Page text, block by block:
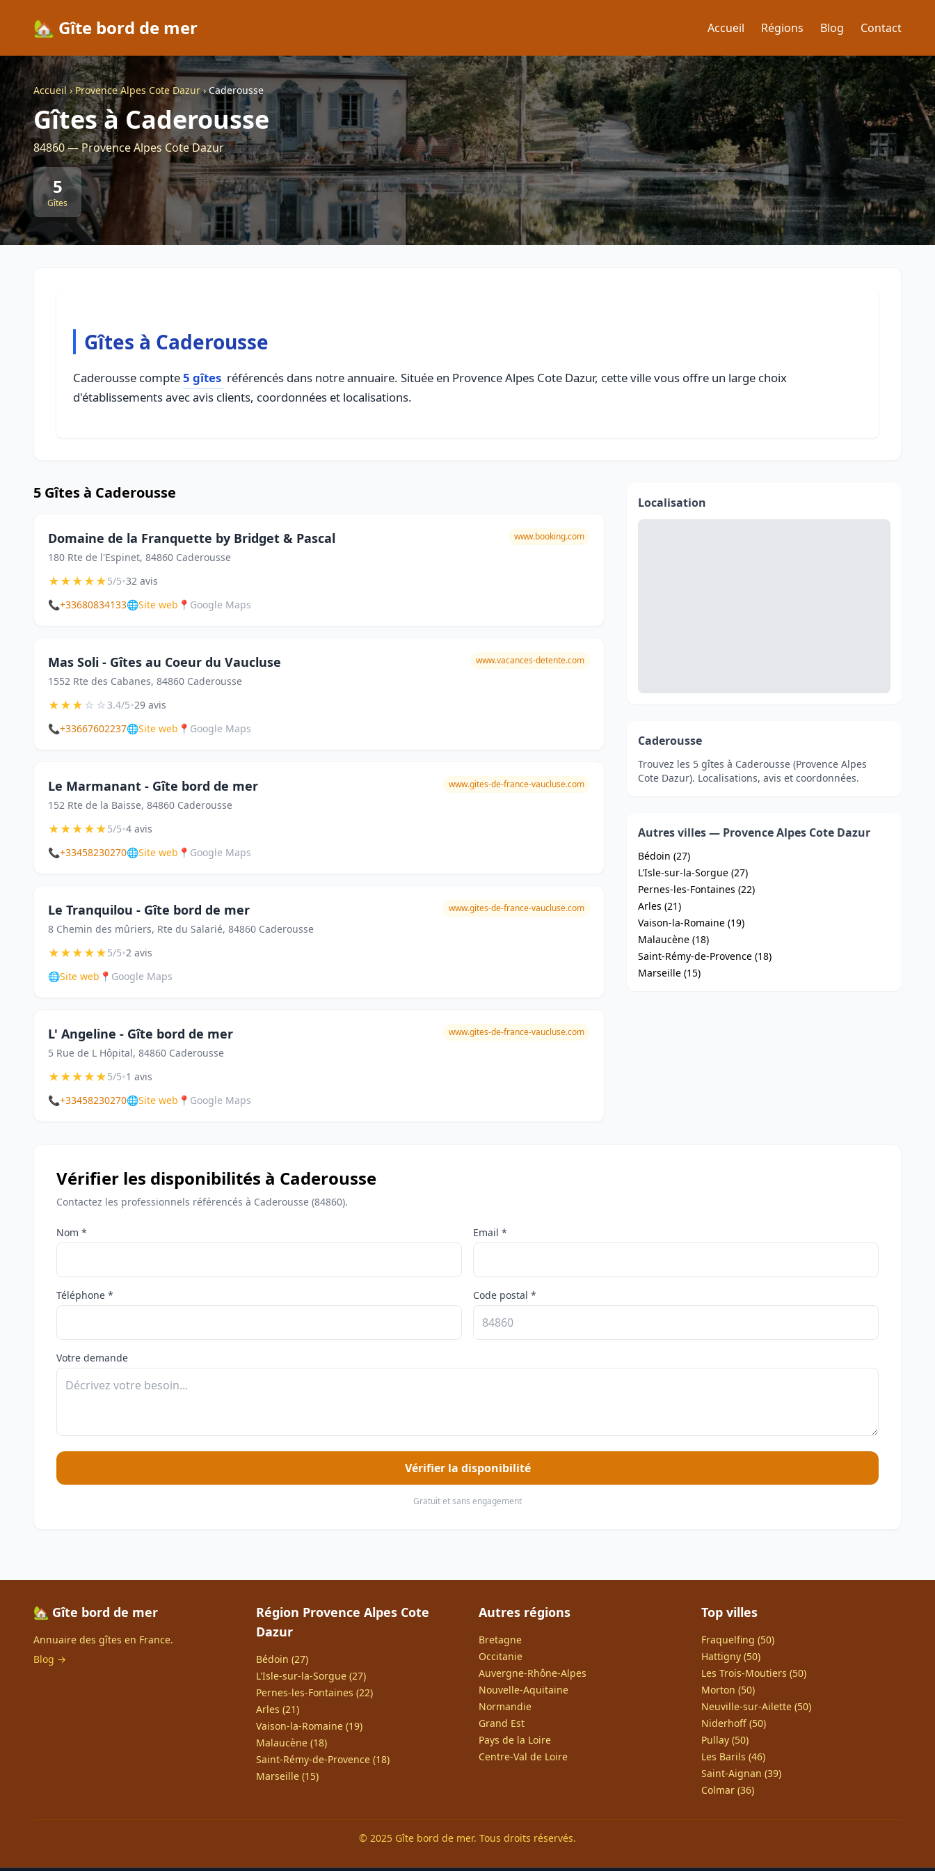
🏡 Gîte bord de mer Accueil Régions Blog Contact
Accueil›Provence Alpes Cote Dazur›Caderousse
Gîtes à Caderousse
84860 — Provence Alpes Cote Dazur
5
Gîtes
Gîtes à Caderousse
Caderousse compte5 gîtes référencés dans notre annuaire. Située en Provence Alpes Cote Dazur, cette ville vous offre un large choix
d'établissements avec avis clients, coordonnées et localisations.
5 Gîtes à Caderousse
Domaine de la Franquette by Bridget & Pascal
180 Rte de l'Espinet, 84860 Caderousse
www.booking.com
★★★★★5/5•32 avis
📞+33680834133🌐Site web 📍 Google Maps
Mas Soli - Gîtes au Coeur du Vaucluse
1552 Rte des Cabanes, 84860 Caderousse
www.vacances-detente.com
★★★☆☆3.4/5•29 avis
📞+33667602237🌐Site web 📍 Google Maps
Le Marmanant - Gîte bord de mer
152 Rte de la Baisse, 84860 Caderousse
www.gites-de-france-vaucluse.com
★★★★★5/5•4 avis
📞+33458230270🌐Site web 📍 Google Maps
Le Tranquilou - Gîte bord de mer
8 Chemin des mûriers, Rte du Salarié, 84860 Caderousse
www.gites-de-france-vaucluse.com
★★★★★5/5•2 avis
🌐Site web 📍 Google Maps
L' Angeline - Gîte bord de mer
5 Rue de L Hôpital, 84860 Caderousse
www.gites-de-france-vaucluse.com
★★★★★5/5•1 avis
📞+33458230270🌐Site web 📍 Google Maps
Localisation
Caderousse
Trouvez les 5 gîtes à Caderousse (Provence Alpes
Cote Dazur). Localisations, avis et coordonnées.
Autres villes — Provence Alpes Cote Dazur
Bédoin (27)
L'Isle-sur-la-Sorgue (27)
Pernes-les-Fontaines (22)
Arles (21)
Vaison-la-Romaine (19)
Malaucène (18)
Saint-Rémy-de-Provence (18)
Marseille (15)
Vérifier les disponibilités à Caderousse
Contactez les professionnels référencés à Caderousse (84860).
Nom * Email *
Téléphone * Code postal *
Votre demande
Vérifier la disponibilité
Gratuit et sans engagement
🏡 Gîte bord de mer
Annuaire des gîtes en France.
Blog →
Région Provence Alpes Cote
Dazur
Bédoin (27)
L'Isle-sur-la-Sorgue (27)
Pernes-les-Fontaines (22)
Arles (21)
Vaison-la-Romaine (19)
Malaucène (18)
Saint-Rémy-de-Provence (18)
Marseille (15)
Autres régions
Bretagne
Occitanie
Auvergne-Rhône-Alpes
Nouvelle-Aquitaine
Normandie
Grand Est
Pays de la Loire
Centre-Val de Loire
Top villes
Fraquelfing (50)
Hattigny (50)
Les Trois-Moutiers (50)
Morton (50)
Neuville-sur-Ailette (50)
Niderhoff (50)
Pullay (50)
Les Barils (46)
Saint-Aignan (39)
Colmar (36)
© 2025 Gîte bord de mer. Tous droits réservés.